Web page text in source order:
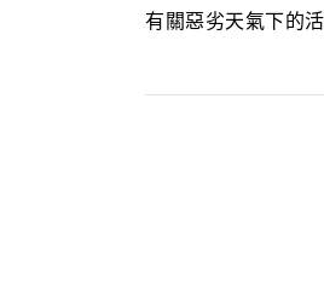
有關惡劣天氣下的